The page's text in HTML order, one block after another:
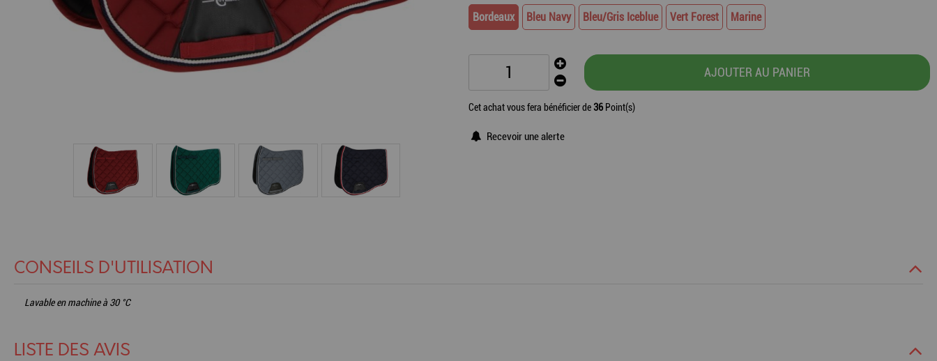
Bordeaux Bleu Navy Bleu/Gris Iceblue Vert Forest Marine
AJOUTER AU PANIER
Cet achat vous fera bénéficier de36Point(s)
Recevoir une alerte
CONSEILS D'UTILISATION
Lavable en machine à 30 °C
LISTE DES AVIS